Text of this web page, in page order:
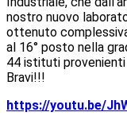
nostro nuovo
ottenuto
al 16° posto nella
44 istituti
Bravi!!!
https://youtu.be/